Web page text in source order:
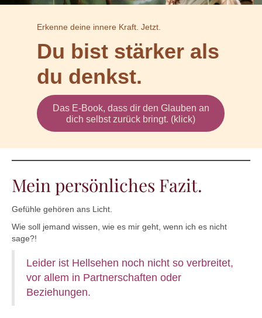
Erkenne deine innere Kraft. Jetzt.
Du bist stärker als
du denkst.
Das E-Book, dass dir den Glauben an
dich selbst zurück bringt. (klick)
Mein persönliches Fazit.
Gefühle gehören ans Licht.
Wie soll jemand wissen, wie es mir geht, wenn ich es nicht
sage?!
Leider ist Hellsehen noch nicht so verbreitet,
vor allem in Partnerschaften oder
Beziehungen.